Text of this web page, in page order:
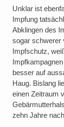
Unklar ist
Impfung
Abklingen des
sogar schwerer
Impfschutz,
besser auf
Haug. Bislang
einen Zeitraum
zehn Jahre